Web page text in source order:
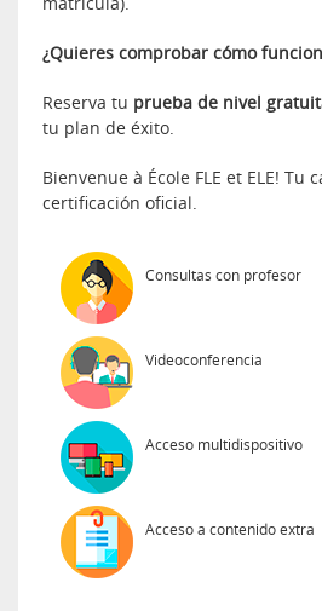
¿Quieres comprobar cómo
Reserva tu prueba de nivel
tu plan de éxito.
Bienvenue à École FLE et ELE! Tu
certificación oficial.
Consultas con profesor
Videoconferencia
Acceso multidispositivo
Acceso a contenido extra